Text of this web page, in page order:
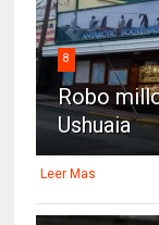
8
Robo
Ushuaia
Leer Mas